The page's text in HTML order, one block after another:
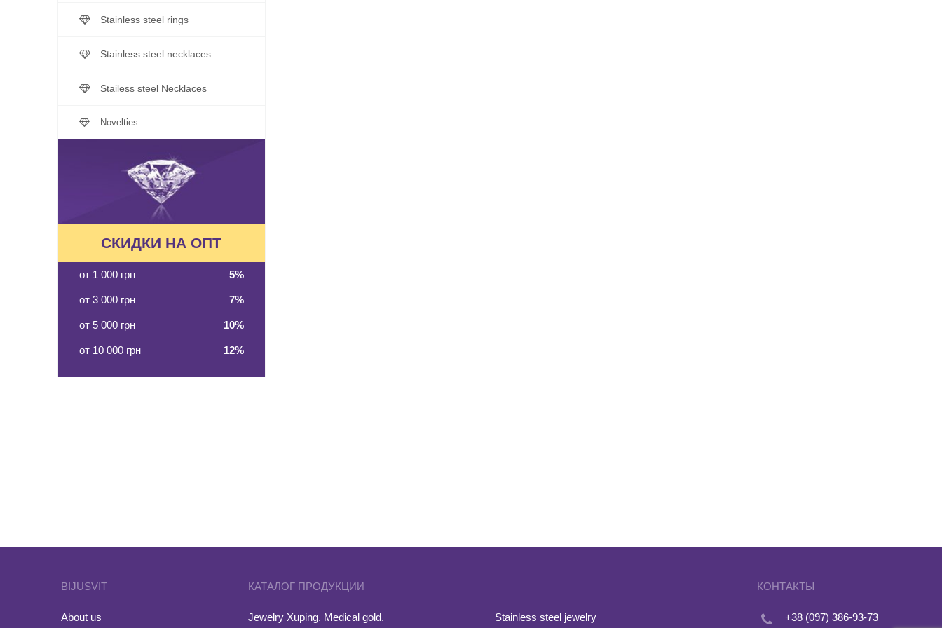
Stainless steel rings
Stainless steel necklaces
Stailess steel Necklaces
Novelties
СКИДКИ НА ОПТ
от 1 000 грн 5%
от 3 000 грн 7%
от 5 000 грн 10%
от 10 000 грн 12%
BIJUSVIT
About us
КАТАЛОГ ПРОДУКЦИИ
Jewelry Xuping. Medical gold. Stainless steel jewelry
КОНТАКТЫ
+38 (097) 386-93-73